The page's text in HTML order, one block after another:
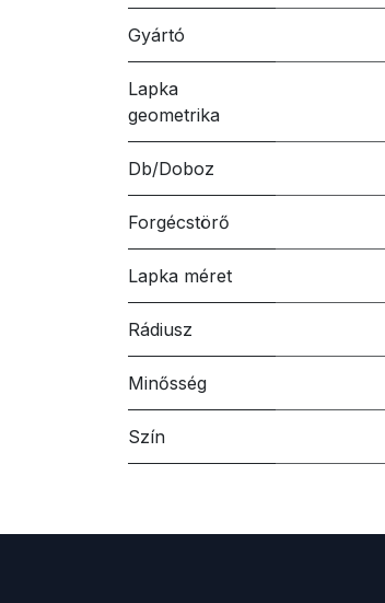
Gyártó
Lapka
geometrika
Db/Doboz
Forgécstörő
Lapka méret
Rádiusz
Minősség
Szín